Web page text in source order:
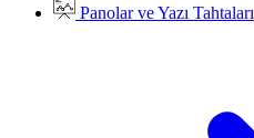
Panolar ve Yazı Tahtaları